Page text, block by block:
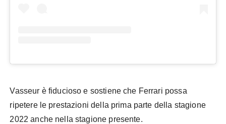
Vasseur è fiducioso e sostiene che Ferrari possa
ripetere le prestazioni della prima parte della stagione
2022 anche nella stagione presente.